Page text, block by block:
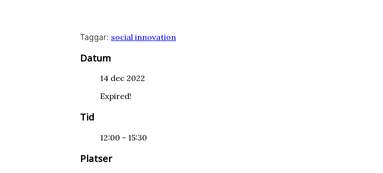
Taggar: social innovation
Datum
14 dec 2022
Expired!
Tid
12:00 - 15:30
Platser